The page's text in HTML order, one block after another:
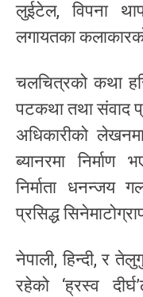
लुईटेल, विपना
लगायतका
चलचित्रको कथा
पटकथा तथा संवाद
अधिकारीको
ब्यानरमा निर्माण
निर्माता धनन्जय
प्रसिद्ध
नेपाली, हिन्दी, र
रहेको ‘ह्रस्व